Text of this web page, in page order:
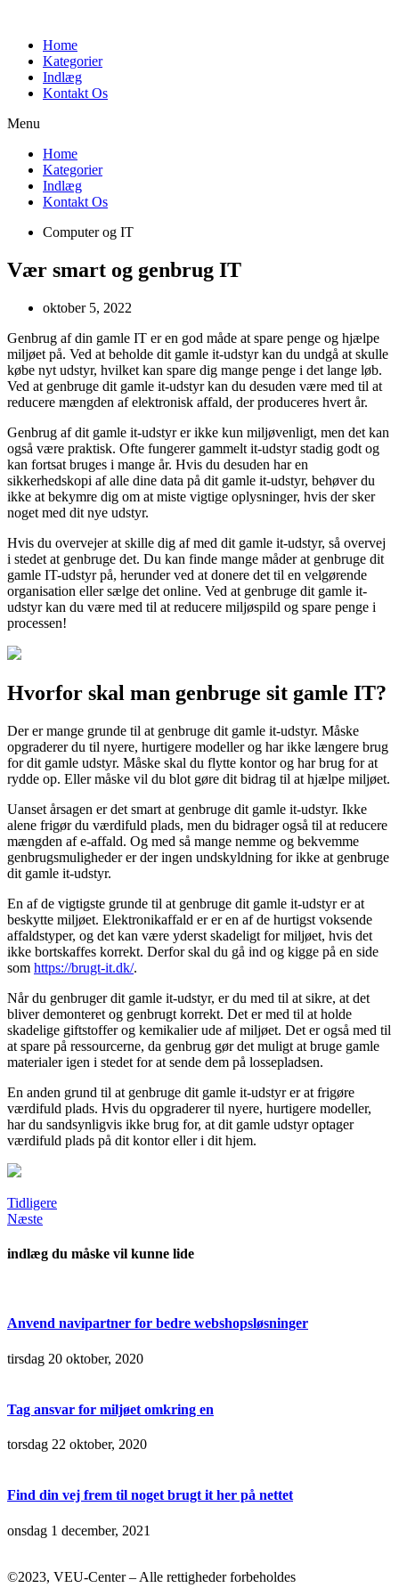
indholdHome
Kategorier
Indlæg
Kontakt Os
Menu
Home
Kategorier
Indlæg
Kontakt Os
Computer og IT
Vær smart og genbrug IT
oktober 5, 2022
Genbrug af din gamle IT er en god måde at spare penge og hjælpe
miljøet på. Ved at beholde dit gamle it-udstyr kan du undgå at skulle
købe nyt udstyr, hvilket kan spare dig mange penge i det lange løb.
Ved at genbruge dit gamle it-udstyr kan du desuden være med til at
reducere mængden af elektronisk affald, der produceres hvert år.
Genbrug af dit gamle it-udstyr er ikke kun miljøvenligt, men det kan
også være praktisk. Ofte fungerer gammelt it-udstyr stadig godt og
kan fortsat bruges i mange år. Hvis du desuden har en
sikkerhedskopi af alle dine data på dit gamle it-udstyr, behøver du
ikke at bekymre dig om at miste vigtige oplysninger, hvis der sker
noget med dit nye udstyr.
Hvis du overvejer at skille dig af med dit gamle it-udstyr, så overvej
i stedet at genbruge det. Du kan finde mange måder at genbruge dit
gamle IT-udstyr på, herunder ved at donere det til en velgørende
organisation eller sælge det online. Ved at genbruge dit gamle it-
udstyr kan du være med til at reducere miljøspild og spare penge i
processen!
Hvorfor skal man genbruge sit gamle IT?
Der er mange grunde til at genbruge dit gamle it-udstyr. Måske
opgraderer du til nyere, hurtigere modeller og har ikke længere brug
for dit gamle udstyr. Måske skal du flytte kontor og har brug for at
rydde op. Eller måske vil du blot gøre dit bidrag til at hjælpe miljøet.
Uanset årsagen er det smart at genbruge dit gamle it-udstyr. Ikke
alene frigør du værdifuld plads, men du bidrager også til at reducere
mængden af e-affald. Og med så mange nemme og bekvemme
genbrugsmuligheder er der ingen undskyldning for ikke at genbruge
dit gamle it-udstyr.
En af de vigtigste grunde til at genbruge dit gamle it-udstyr er at
beskytte miljøet. Elektronikaffald er er en af de hurtigst voksende
affaldstyper, og det kan være yderst skadeligt for miljøet, hvis det
ikke bortskaffes korrekt. Derfor skal du gå ind og kigge på en side
som https://brugt-it.dk/.
Når du genbruger dit gamle it-udstyr, er du med til at sikre, at det
bliver demonteret og genbrugt korrekt. Det er med til at holde
skadelige giftstoffer og kemikalier ude af miljøet. Det er også med til
at spare på ressourcerne, da genbrug gør det muligt at bruge gamle
materialer igen i stedet for at sende dem på lossepladsen.
En anden grund til at genbruge dit gamle it-udstyr er at frigøre
værdifuld plads. Hvis du opgraderer til nyere, hurtigere modeller,
har du sandsynligvis ikke brug for, at dit gamle udstyr optager
værdifuld plads på dit kontor eller i dit hjem.
Tidligere
Næste
indlæg du måske vil kunne lide
Anvend navipartner for bedre webshopsløsninger
tirsdag 20 oktober, 2020
Tag ansvar for miljøet omkring en
torsdag 22 oktober, 2020
Find din vej frem til noget brugt it her på nettet
onsdag 1 december, 2021
©2023, VEU-Center – Alle rettigheder forbeholdes